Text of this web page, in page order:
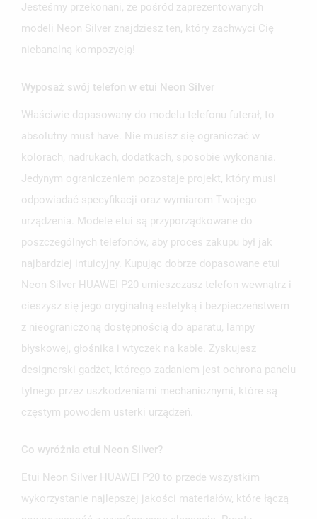
Jesteśmy przekonani, że pośród zaprezentowanych
modeli Neon Silver znajdziesz ten, który zachwyci Cię
niebanalną kompozycją!
Wyposaż swój telefon w etui Neon Silver
Właściwie dopasowany do modelu telefonu futerał, to
absolutny must have. Nie musisz się ograniczać w
kolorach, nadrukach, dodatkach, sposobie wykonania.
Jedynym ograniczeniem pozostaje projekt, który musi
odpowiadać specyfikacji oraz wymiarom Twojego
urządzenia. Modele etui są przyporządkowane do
poszczególnych telefonów, aby proces zakupu był jak
najbardziej intuicyjny. Kupując dobrze dopasowane etui
Neon Silver HUAWEI P20 umieszczasz telefon wewnątrz i
cieszysz się jego oryginalną estetyką i bezpieczeństwem
z nieograniczoną dostępnością do aparatu, lampy
błyskowej, głośnika i wtyczek na kable. Zyskujesz
designerski gadżet, którego zadaniem jest ochrona panelu
tylnego przez uszkodzeniami mechanicznymi, które są
częstym powodem usterki urządzeń.
Co wyróżnia etui Neon Silver?
Etui Neon Silver HUAWEI P20 to przede wszystkim
wykorzystanie najlepszej jakości materiałów, które łączą
MOJE LISTY ŻYCZEŃ
add_circle_outlineUTWÓRZ NOWĄ LISTĘ
UTWÓRZ LISTĘ ŻYCZEŃ
NAZWA LISTY ŻYCZEŃ
MUSISZ BYĆ ZALOGOWANY BY ZAPISAĆ PRODUKTY NA
ANULUJ ZALOGUJ SIĘ